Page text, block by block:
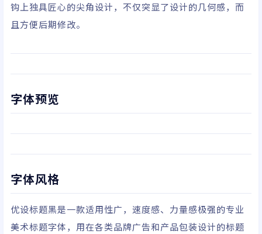
钩上独具匠心的尖角设计，不仅突显了设计的几何感，而
且方便后期修改。
字体预览
字体风格
优设标题黑是一款适用性广，速度感、力量感极强的专业
美术标题字体，用在各类品牌广告和产品包装设计的标题